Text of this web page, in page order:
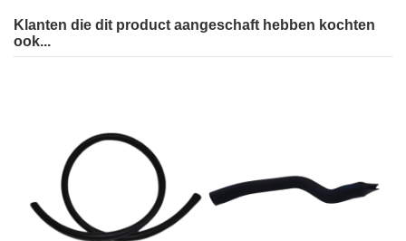
Klanten die dit product aangeschaft hebben kochten
ook...